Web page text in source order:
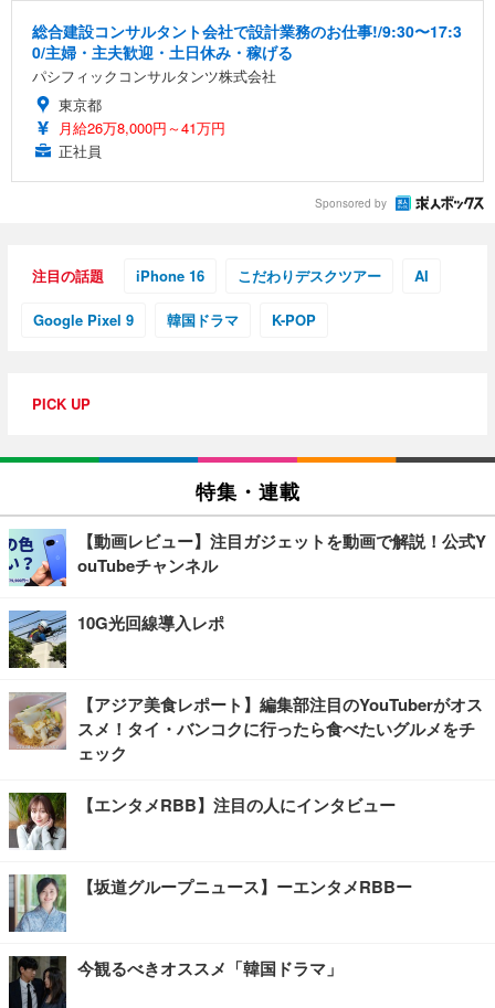
総合建設コンサルタント会社で設計業務のお仕事!/9:30〜17:3
0/主婦・主夫歓迎・土日休み・稼げる
パシフィックコンサルタンツ株式会社
東京都
月給26万8,000円～41万円
正社員
Sponsored by
注目の話題 iPhone 16 こだわりデスクツアー AI
Google Pixel 9 韓国ドラマ K-POP
PICK UP
特集・連載
【動画レビュー】注目ガジェットを動画で解説！公式Y
ouTubeチャンネル
10G光回線導入レポ
【アジア美食レポート】編集部注目のYouTuberがオス
スメ！タイ・バンコクに行ったら食べたいグルメをチ
ェック
【エンタメRBB】注目の人にインタビュー
【坂道グループニュース】ーエンタメRBBー
今観るべきオススメ「韓国ドラマ」